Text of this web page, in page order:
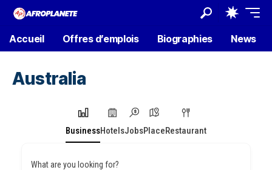
Accueil Offres d’emplois Biographies News
Australia
BusinessHotelsJobsPlaceRestaurant
What are you looking for?